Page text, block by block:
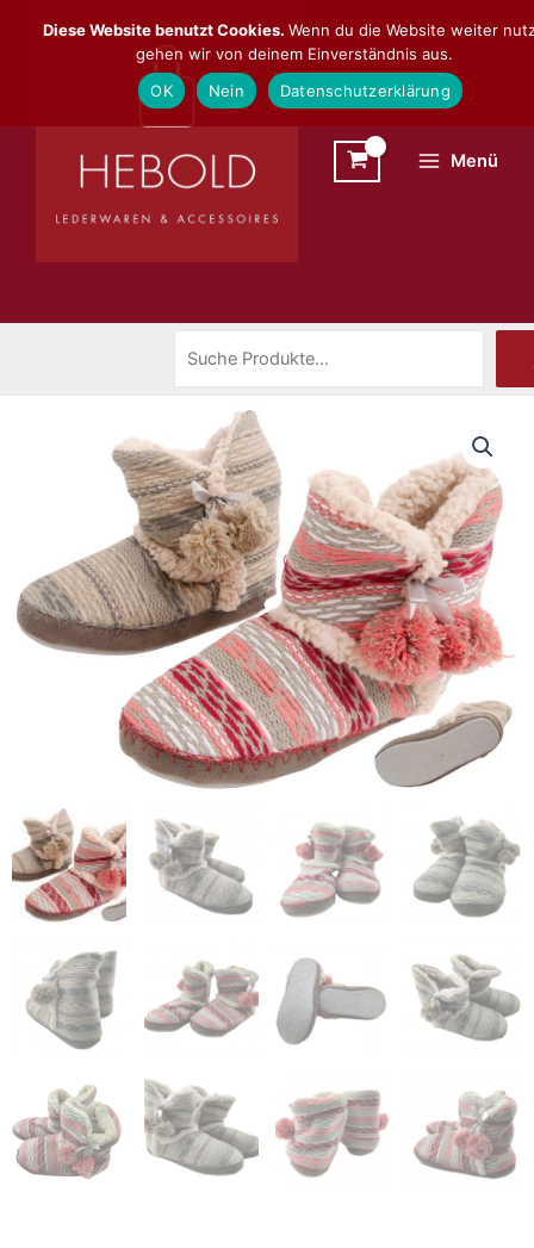
Inhalt
Menü
Diese Website benutzt Cookies. Wenn du die Website weiter
gehen wir von deinem Einverständnis aus.
OK
Nein Datenschutzerklärung